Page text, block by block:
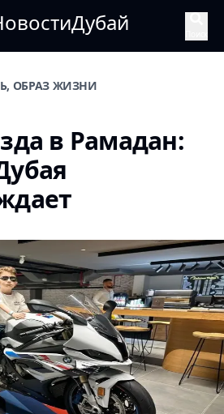
ОБРАЗ ЖИЗНИ
в Рамадан: